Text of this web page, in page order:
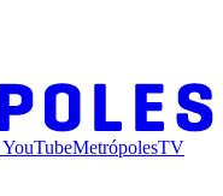
YouTubeMetrópolesTV